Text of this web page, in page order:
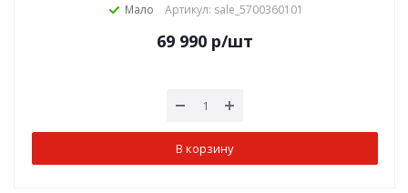
Мало Артикул: sale_5700360101
69 990 р/шт
В корзину